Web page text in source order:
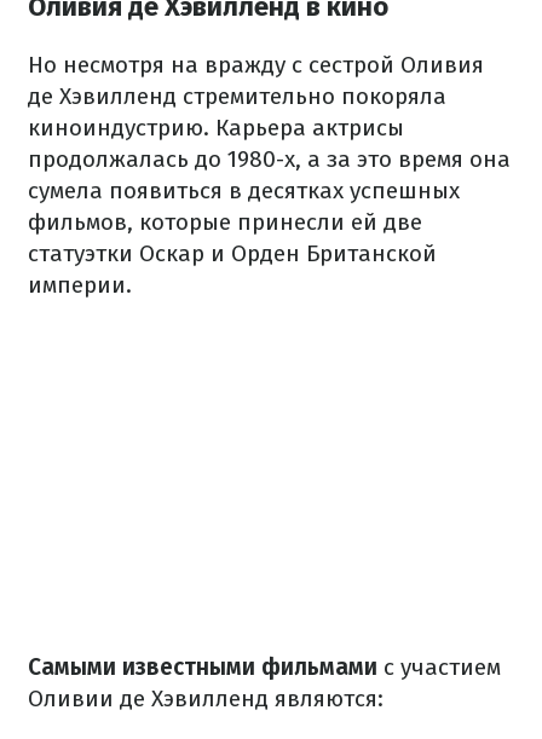
Оливия де Хэвилленд в кино
Но несмотря на вражду с сестрой Оливия
де Хэвилленд стремительно покоряла
киноиндустрию. Карьера актрисы
продолжалась до 1980-х, а за это время она
сумела появиться в десятках успешных
фильмов, которые принесли ей две
статуэтки Оскар и Орден Британской
империи.
Самыми известными фильмами с участием
Оливии де Хэвилленд являются: